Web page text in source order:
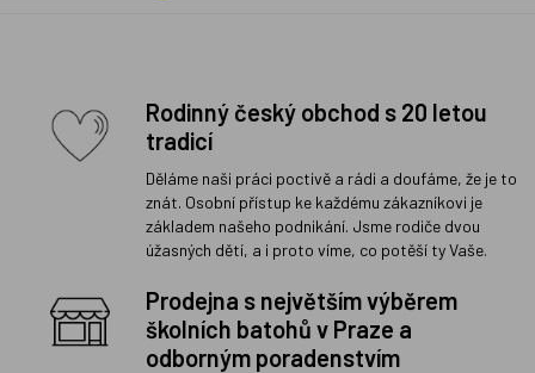
Rodinný český obchod s 20 letou
tradicí
Děláme naši práci poctivě a rádi a doufáme, že je to
znát. Osobní přístup ke každému zákazníkovi je
základem našeho podnikání. Jsme rodiče dvou
úžasných dětí, a i proto víme, co potěší ty Vaše.
Prodejna s největším výběrem
školních batohů v Praze a
odborným poradenstvím